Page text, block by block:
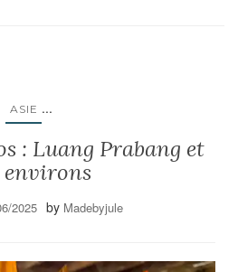
ASIE ...
: Luang Prabang et
environs
2025 by Madebyjule